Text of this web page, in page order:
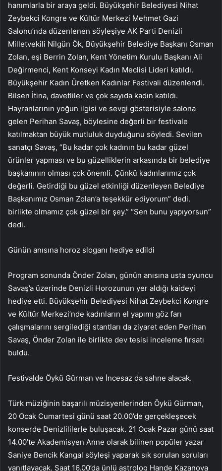
hanımlarla bir araya geldi. Büyükşehir Belediyesi Nihat
Zeybekci Kongre ve Kültür Merkezi Mehmet Gazi
Salonu’nda düzenlenen söyleşiye AK Parti Denizli
Milletvekili Nilgün Ök, Büyükşehir Belediye Başkanı Osman
Zolan, eşi Berrin Zolan, Kent Yönetim Kurulu Başkanı Ali
Değirmenci, Kent Konseyi Kadın Meclisi Lideri katıldı.
Büyükşehir Kadın Üretken Kadınlar Festivali düzenlendi.
Bilsen İtina, davetliler ve çok sayıda kadın katıldı.
Hayranlarının yoğun ilgisi ve sevgi gösterisiyle salona
gelen Perihan Savaş, böylesine değerli bir festivale
katılmaktan büyük mutluluk duyduğunu söyledi. Sevilen
sanatçı Savaş, “Bu kadar çok kadının bu kadar güzel
ürünler yapması ve bu güzelliklerin arkasında bir belediye
başkanının olması çok önemli. Çünkü kadınlarımız çok
değerli. Getirdiği bu güzel etkinliği düzenleyen Belediye
Başkanımız Osman Zolan’a teşekkür ediyorum” dedi.
birlikte olmamız çok güzel bir şey.” “Sen bunu yapıyorsun”
dedi.
Günün anısına horoz sloganı hediye edildi
Program sonunda Önder Zolan, günün anısına usta oyuncu
Savaş’a üzerinde Denizli Horozunun yer aldığı kaideyi
hediye etti. Büyükşehir Belediyesi Nihat Zeybekci Kongre
ve Kültür Merkezi’nde kadınların el yapımı göz farı
çalışmalarını sergilediği stantları da ziyaret eden Perihan
Savaş, Önder Zolan ile birlikte dev tesisi inceleme fırsatı
buldu.
Festivalde Öykü Gürman ve İncesaz da sahne alacak.
Türk müziğinin başarılı müzisyenlerinden Öykü Gürman,
20 Ocak Cumartesi günü saat 20.00’de gerçekleşecek
konserde Denizlililerle buluşacak. 21 Ocak Pazar günü saat
14.00’te Akademisyen Anne olarak bilinen popüler yazar
Saniye Bencik Kangal söyleşi yaparak sık sorulan soruları
yanıtlayacak. Saat 16.00’da ünlü astrolog Hande Kazanova